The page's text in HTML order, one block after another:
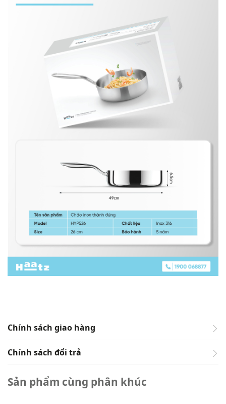
Chính sách giao hàng
HAATZ.VN
Chính sách đổi trả
Sản phẩm cùng phân khúc